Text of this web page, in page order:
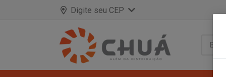
Digite seu CEP